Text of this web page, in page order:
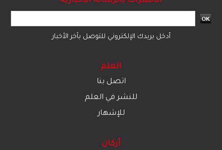
أدخل بريدك الإلكتروني للتوصل بآخر الأخبار
العلم
اتصل بنا
للنشر في العلم
للإشهار
أركان